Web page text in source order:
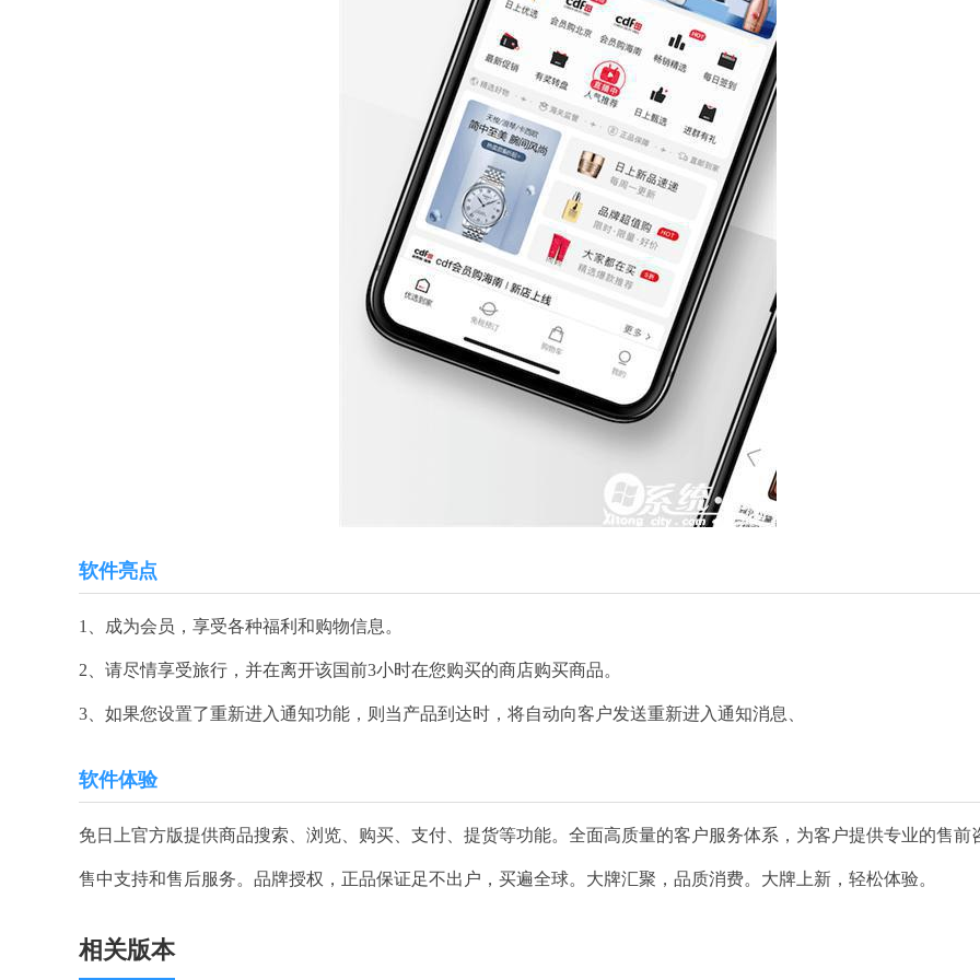
软件亮点
1、成为会员，享受各种福利和购物信息。
2、请尽情享受旅行，并在离开该国前3小时在您购买的商店购买商品。
3、如果您设置了重新进入通知功能，则当产品到达时，将自动向客户发送重新进入通知消息、
软件体验
免日上官方版提供商品搜索、浏览、购买、支付、提货等功能。全面高质量的客户服务体系，为客户提供专业的售前
售中支持和售后服务。品牌授权，正品保证足不出户，买遍全球。大牌汇聚，品质消费。大牌上新，轻松体验。
相关版本